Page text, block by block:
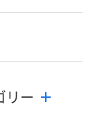
リー